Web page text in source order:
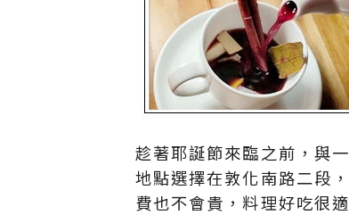
趁著耶誕節來臨之前，與
地點選擇在敦化南路二段
費也不會貴，料理好吃很